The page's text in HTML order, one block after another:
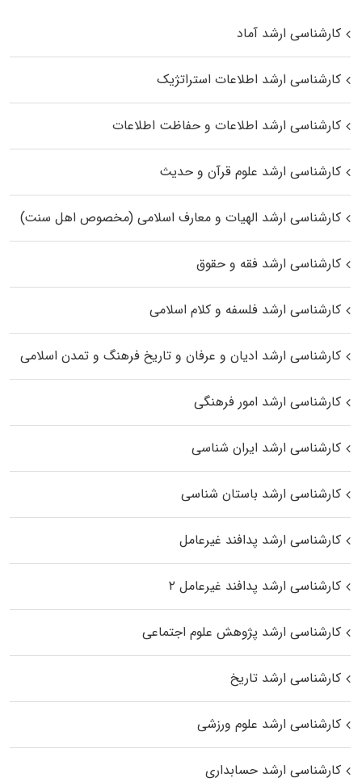
کارشناسی ارشد آماد
کارشناسی ارشد اطلاعات استراتژیک
کارشناسی ارشد اطلاعات و حفاظت اطلاعات
کارشناسی ارشد علوم قرآن و حدیث
کارشناسی ارشد الهیات و معارف اسلامی (مخصوص اهل سنت)
کارشناسی ارشد فقه و حقوق
کارشناسی ارشد فلسفه و کلام اسلامی
کارشناسی ارشد ادیان و عرفان و تاریخ فرهنگ و تمدن اسلامی
کارشناسی ارشد امور فرهنگی
کارشناسی ارشد ایران شناسی
کارشناسی ارشد باستان شناسی
کارشناسی ارشد پدافند غیرعامل
کارشناسی ارشد پدافند غیرعامل ۲
کارشناسی ارشد پژوهش علوم اجتماعی
کارشناسی ارشد تاریخ
کارشناسی ارشد علوم ورزشی
کارشناسی ارشد حسابداری